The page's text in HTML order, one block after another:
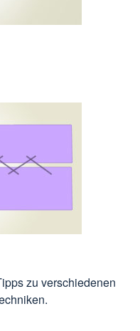
zu verschiedenen